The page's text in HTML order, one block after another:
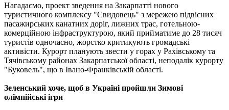
Нагадаємо, проект зведення на Закарпатті нового
туристичного комплексу "Свидовець" з мережею підвісних
пасажирських канатних доріг, лижних трас, готельною-
комерційною інфраструктурою, який прийматиме до 28 тисяч
туристів одночасно, жорстко критикують громадські
активісти. Курорт планують звести у горах у Рахівському та
Тячівському районах Закарпатської області, неподалік курорту
"Буковель", що в Івано-Франківській області.
Зеленський хоче, щоб в Україні пройшли Зимові
олімпійські ігри